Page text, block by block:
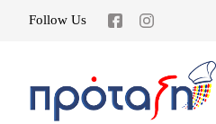
Follow Us